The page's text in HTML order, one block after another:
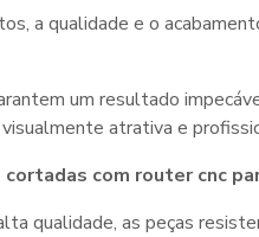
a qualidade e o
um resultado
atrativa e
cortadas com router cnc
qualidade, as peças